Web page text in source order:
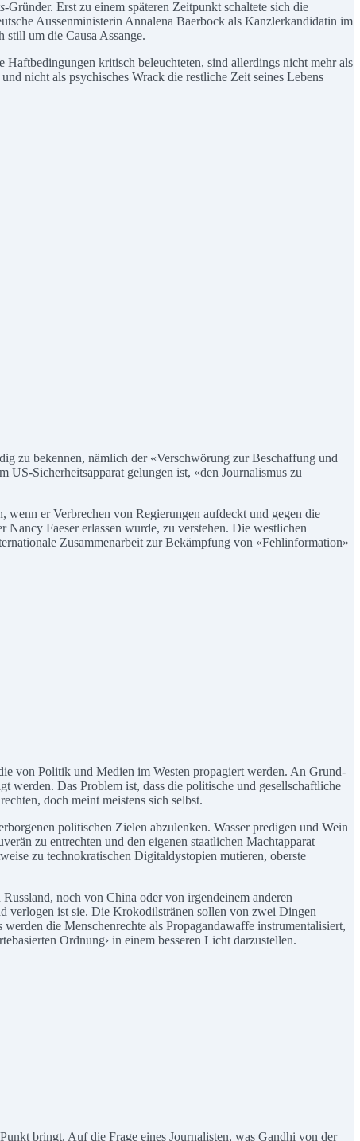
-Gründer. Erst zu einem späteren Zeitpunkt schaltete sich die
Aussenministerin Annalena Baerbock als Kanzlerkandidatin im
um die Causa Assange.
kritisch beleuchteten, sind allerdings nicht mehr als
nicht als psychisches Wrack die restliche Zeit seines Lebens
zu bekennen, nämlich der «Verschwörung zur Beschaffung und
US-Sicherheitsapparat gelungen ist, «den Journalismus zu
wenn er Verbrechen von Regierungen aufdeckt und gegen die
Nancy Faeser erlassen wurde, zu verstehen. Die westlichen
Zusammenarbeit zur Bekämpfung von «Fehlinformation»
von Politik und Medien im Westen propagiert werden. An Grund-
werden. Das Problem ist, dass die politische und gesellschaftliche
doch meint meistens sich selbst.
politischen Zielen abzulenken. Wasser predigen und Wein
zu entrechten und den eigenen staatlichen Machtapparat
zu technokratischen Digitaldystopien mutieren, oberste
noch von China oder von irgendeinem anderen
verlogen ist sie. Die Krokodilstränen sollen von zwei Dingen
die Menschenrechte als Propagandawaffe instrumentalisiert,
Ordnung› in einem besseren Licht darzustellen.
bringt. Auf die Frage eines Journalisten, was Gandhi von der